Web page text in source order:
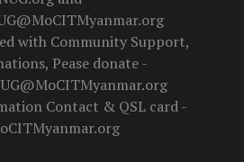
with Community Support,
Pease donate -
Contact & QSL card -